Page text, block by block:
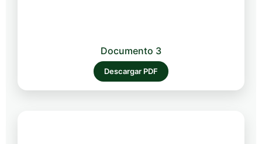
Documento 3
Descargar PDF